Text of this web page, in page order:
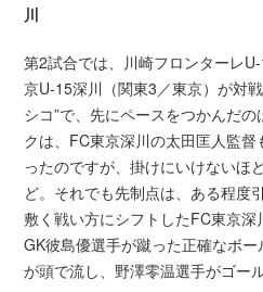
川
第2試合では、川崎フロンターレ
京U-15深川（関東3／東京）が対
シコ”で、先にペースをつかんだ
クは、FC東京深川の太田匡人監
ったのですが、掛けにいけないほ
ど。それでも先制点は、ある程度
敷く戦い方にシフトしたFC東京深
GK彼島優選手が蹴った正確なボ
が頭で流し、野澤零温選手がゴー